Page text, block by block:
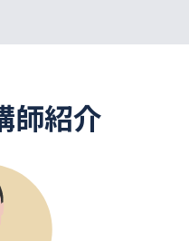
師紹介